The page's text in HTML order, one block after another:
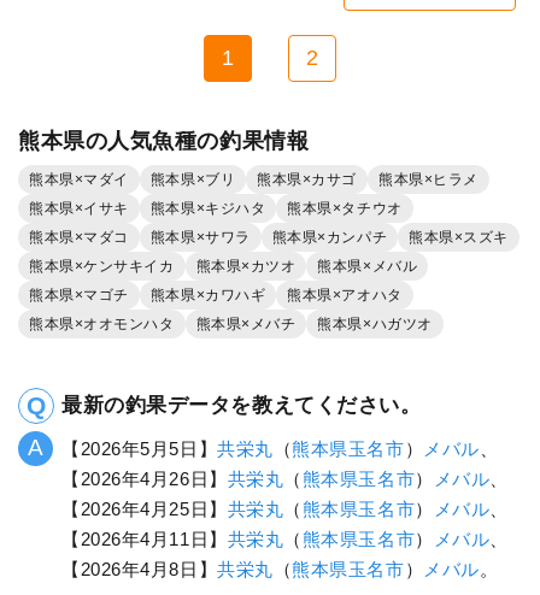
1 2
熊本県の人気魚種の釣果情報
熊本県×マダイ 熊本県×ブリ 熊本県×カサゴ
熊本県×ヒラメ
熊本県×イサキ
熊本県×キジハタ
熊本県×タチウオ
熊本県×マダコ
熊本県×サワラ 熊本県×カンパチ
熊本県×スズキ
熊本県×ケンサキイカ
熊本県×カツオ
熊本県×メバル
熊本県×マゴチ
熊本県×カワハギ
熊本県×アオハタ
熊本県×オオモンハタ
熊本県×メバチ 熊本県×ハガツオ
最新の釣果データを教えてください。
【2026年5月5日】共栄丸 （熊本県玉名市） メバル
【2026年4月26日】 共栄丸 （熊本県玉名市） メバル
【2026年4月25日】 共栄丸 （熊本県玉名市） メバル
【2026年4月11日】 共栄丸 （熊本県玉名市） メバル
【2026年4月8日】共栄丸 （熊本県玉名市） メバル。